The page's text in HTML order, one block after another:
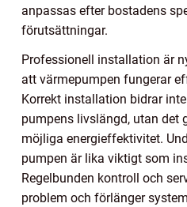
anpassas efter bostadens
förutsättningar.
Professionell installation är
att värmepumpen fungerar
Korrekt installation bidrar
pumpens livslängd, utan det
möjliga energieffektivitet.
pumpen är lika viktigt som
Regelbunden kontroll och
problem och förlänger